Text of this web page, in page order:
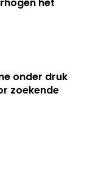
onder druk
zoekende